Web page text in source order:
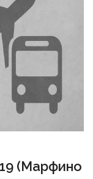
(Марфино